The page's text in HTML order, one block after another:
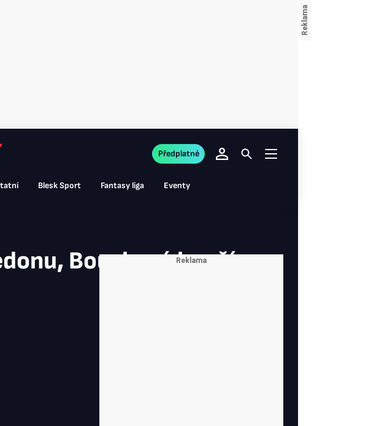
Blesk Sport Fantasy liga Eventy
Předplatné
Bouzková končí.